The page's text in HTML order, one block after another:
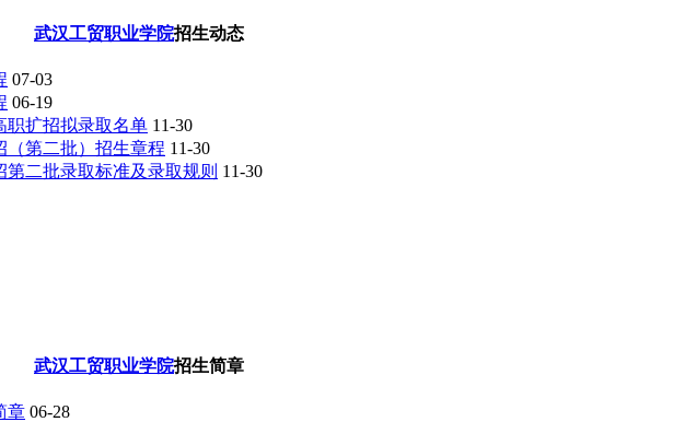
武汉工贸职业学院招生动态
07-03
06-19
职扩招拟录取名单 11-30
（第二批）招生章程 11-30
二批录取标准及录取规则 11-30
武汉工贸职业学院招生简章
章 06-28